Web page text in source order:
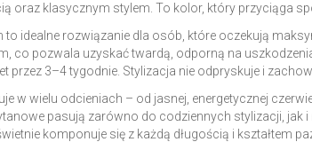
oraz klasycznym stylem. To kolor, który przyciąga
idealne rozwiązanie dla osób, które oczekują
co pozwala uzyskać twardą, odporną na
przez 3–4 tygodnie. Stylizacja nie odpryskuje i
w wielu odcieniach – od jasnej, energetycznej
pasują zarówno do codziennych stylizacji, jak
komponuje się z każdą długością i kształtem